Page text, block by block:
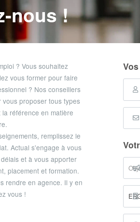
nous !
? Vous souhaitez
vous former pour faire
? Nos conseillers
proposer tous types
référence en matière
remplissez le
Actual s'engage à vous
et à vous apporter
placement et formation.
rendre en agence. Il y en
vous !